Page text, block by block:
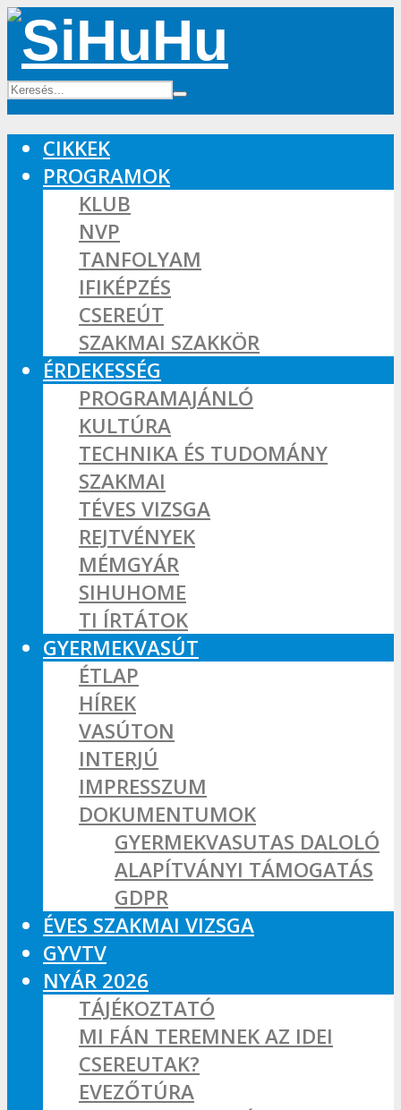
CIKKEK
PROGRAMOK
KLUB
NVP
TANFOLYAM
IFIKÉPZÉS
CSEREÚT
SZAKMAI SZAKKÖR
ÉRDEKESSÉG
PROGRAMAJÁNLÓ
KULTÚRA
TECHNIKA ÉS TUDOMÁNY
SZAKMAI
TÉVES VIZSGA
REJTVÉNYEK
MÉMGYÁR
SIHUHOME
TI ÍRTÁTOK
GYERMEKVASÚT
ÉTLAP
HÍREK
VASÚTON
INTERJÚ
IMPRESSZUM
DOKUMENTUMOK
GYERMEKVASUTAS DALOLÓ
ALAPÍTVÁNYI TÁMOGATÁS
GDPR
ÉVES SZAKMAI VIZSGA
GYVTV
NYÁR 2026
TÁJÉKOZTATÓ
MI FÁN TEREMNEK AZ IDEI
CSEREUTAK?
EVEZŐTÚRA